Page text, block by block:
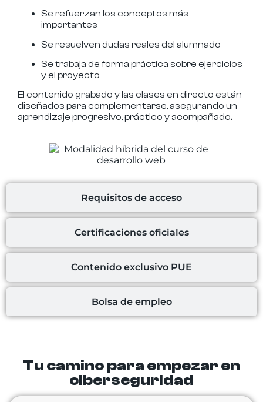
Requisitos de acceso
Certificaciones oficiales
Contenido exclusivo PUE
Bolsa de empleo
Se refuerzan los conceptos más
importantes
Se resuelven dudas reales del alumnado
Se trabaja de forma práctica sobre ejercicios
y el proyecto
El contenido grabado y las clases en directo están
diseñados para complementarse, asegurando un
aprendizaje progresivo, práctico y acompañado.
Tu camino para empezar en
ciberseguridad